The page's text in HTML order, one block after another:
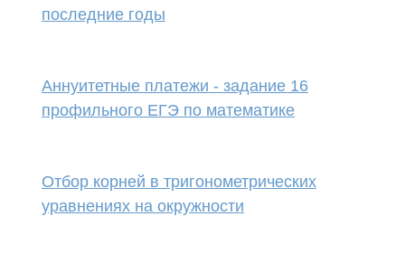
последние годы
Аннуитетные платежи - задание 16
профильного ЕГЭ по математике
Отбор корней в тригонометрических
уравнениях на окружности